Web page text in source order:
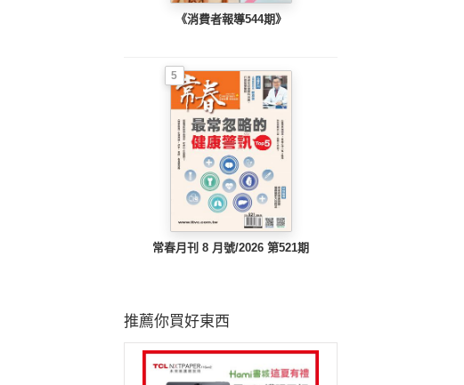
《消費者報導544期》
5
常春月刊 8 月號/2026 第521期
推薦你買好東西